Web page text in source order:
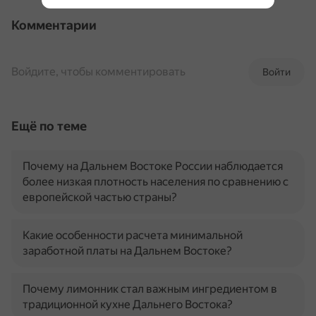
Комментарии
Войти
Войдите, чтобы комментировать
Ещё по теме
Почему на Дальнем Востоке России наблюдается
более низкая плотность населения по сравнению с
европейской частью страны?
Какие особенности расчета минимальной
заработной платы на Дальнем Востоке?
Почему лимонник стал важным ингредиентом в
традиционной кухне Дальнего Востока?